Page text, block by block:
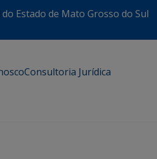
Estado de Mato Grosso do Sul
Consultoria Jurídica